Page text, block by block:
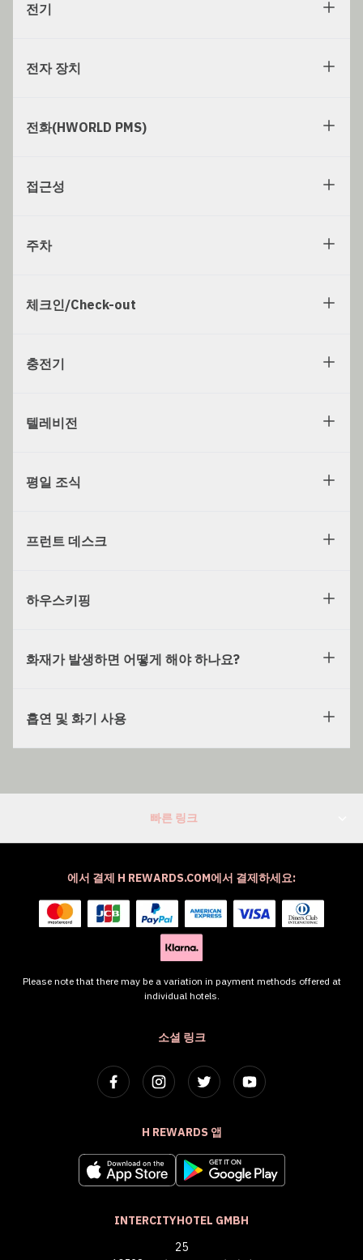
전기
전자 장치
전화(HWORLD PMS)
접근성
주차
체크인/Check-out
충전기
텔레비전
평일 조식
프런트 데스크
하우스키핑
화재가 발생하면 어떻게 해야 하나요?
흡연 및 화기 사용
빠른 링크
소셜 링크
H REWARDS 앱
INTERCITYHOTEL GMBH
25
에서 결제 H REWARDS.COM에서 결제하세요:
Please note that there may be a variation in payment methods offered at
individual hotels.